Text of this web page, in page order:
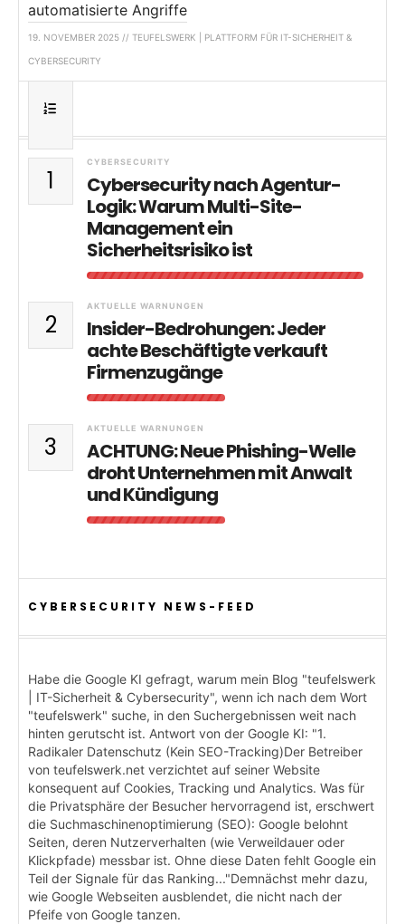
automatisierte Angriffe
19. NOVEMBER 2025 // TEUFELSWERK | PLATTFORM FÜR IT-SICHERHEIT &
CYBERSECURITY
1
CYBERSECURITY
Cybersecurity nach Agentur-
Logik: Warum Multi-Site-
Management ein
Sicherheitsrisiko ist
2
AKTUELLE WARNUNGEN
Insider-Bedrohungen: Jeder
achte Beschäftigte verkauft
Firmenzugänge
3
AKTUELLE WARNUNGEN
ACHTUNG: Neue Phishing-Welle
droht Unternehmen mit Anwalt
und Kündigung
CYBERSECURITY NEWS-FEED
Habe die Google KI gefragt, warum mein Blog "teufelswerk
| IT-Sicherheit & Cybersecurity", wenn ich nach dem Wort
"teufelswerk" suche, in den Suchergebnissen weit nach
hinten gerutscht ist. Antwort von der Google KI: "1.
Radikaler Datenschutz (Kein SEO-Tracking)Der Betreiber
von teufelswerk.net verzichtet auf seiner Website
konsequent auf Cookies, Tracking und Analytics. Was für
die Privatsphäre der Besucher hervorragend ist, erschwert
die Suchmaschinenoptimierung (SEO): Google belohnt
Seiten, deren Nutzerverhalten (wie Verweildauer oder
Klickpfade) messbar ist. Ohne diese Daten fehlt Google ein
Teil der Signale für das Ranking..."Demnächst mehr dazu,
wie Google Webseiten ausblendet, die nicht nach der
Pfeife von Google tanzen.